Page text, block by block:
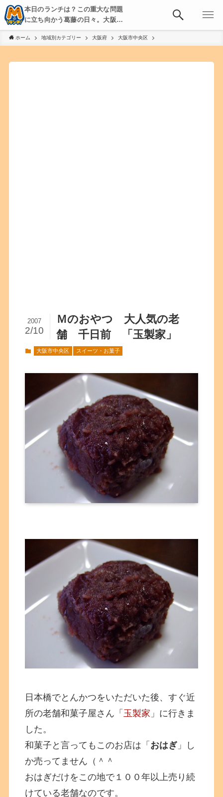
本日のランチは？この重大な問題
に立ち向かう葛藤の日々。大阪・
京都・神戸を中心とした食べ歩
き、飲み歩きを綴る。
ホーム 地域別カテゴリー 大阪府 大阪市中央区
Ｍのおやつ 大人気の老
舗 千日前 「玉製家」
2007
2/10
大阪市中央区 スイーツ・お菓子
日本橋でとんかつをいただいた後、すぐ近
所の老舗和菓子屋さん「 玉製家 」に行きま
した。
和菓子と言ってもこのお店は「 おはぎ 」し
か売ってません（＾＾
おはぎだけをこの地で１００年以上売り続
けている老舗なのです。